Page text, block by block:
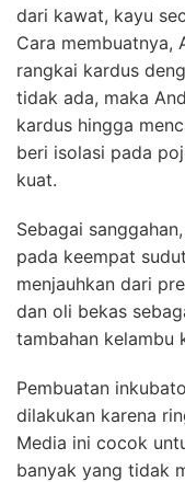
dari kawat, kayu
Cara membuatnya,
rangkai kardus
tidak ada, maka
kardus hingga
beri isolasi pada
kuat.
Sebagai
pada keempat
menjauhkan dari
dan oli bekas
tambahan kelambu
Pembuatan
dilakukan karena
Media ini cocok
banyak yang tidak